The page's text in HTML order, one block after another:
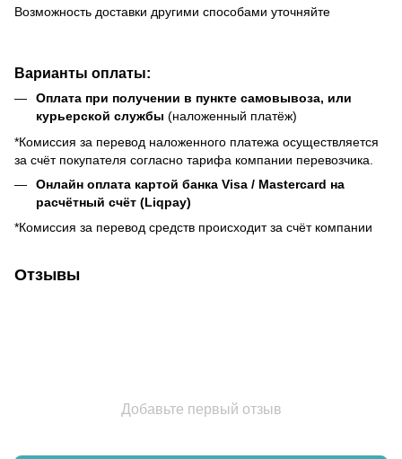
Возможность доставки другими способами уточняйте
Варианты оплаты:
Оплата при получении в пункте самовывоза, или
курьерской службы (наложенный платёж)
*Комиссия за перевод наложенного платежа осуществляется
за счёт покупателя согласно тарифа компании перевозчика.
Онлайн оплата картой банка Visa / Mastercard на
расчётный счёт (Liqpay)
*Комиссия за перевод средств происходит за счёт компании
Отзывы
Добавьте первый отзыв